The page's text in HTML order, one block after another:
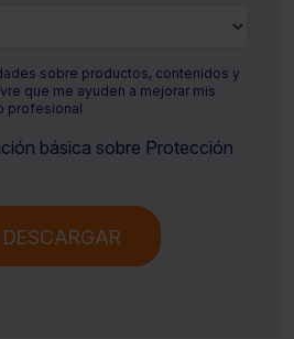
sobre productos, contenidos y
que me ayuden a mejorar mis
profesional
básica sobre Protección
DESCARGAR